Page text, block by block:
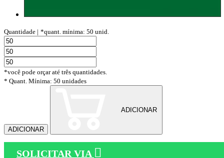
Quantidade | *quant. mínima: 50 unid.
*você pode orçar até três quantidades.
* Quant. Mínima: 50 unidades
ADICIONAR
ADICIONAR
SOLICITAR VIA